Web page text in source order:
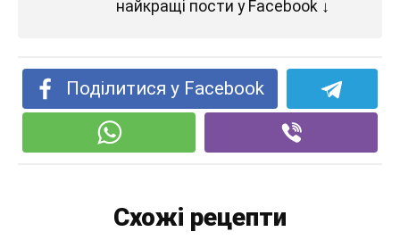
найкращі пости у Facebook ↓
Поділитися у Facebook
Схожі рецепти